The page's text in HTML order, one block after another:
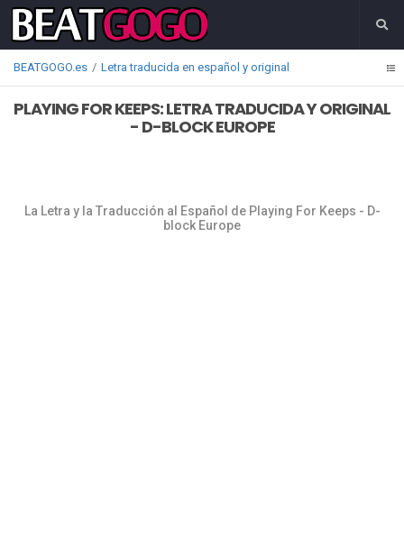
BEATGOGO.es Letra traducida en español y original
PLAYING FOR KEEPS: LETRA TRADUCIDA Y ORIGINAL
- D-BLOCK EUROPE
La Letra y la Traducción al Español de Playing For Keeps - D-
block Europe